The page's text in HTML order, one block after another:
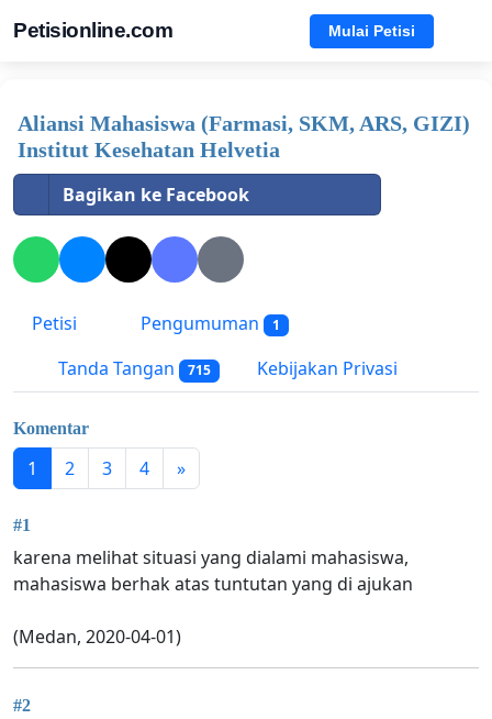
Petisionline.com Mulai Petisi
Aliansi Mahasiswa (Farmasi, SKM, ARS, GIZI)
Institut Kesehatan Helvetia
Bagikan ke Facebook
Petisi Pengumuman 1
Tanda Tangan 715 Kebijakan Privasi
Komentar
1 2 3 4 »
#1
karena melihat situasi yang dialami mahasiswa,
mahasiswa berhak atas tuntutan yang di ajukan
(Medan, 2020-04-01)
#2